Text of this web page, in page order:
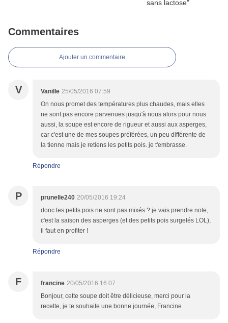
Commentaires
Ajouter un commentaire
V Vanille 25/05/2016 07:59
On nous promet des températures plus chaudes, mais elles
ne sont pas encore parvenues jusqu'à nous alors pour nous
aussi, la soupe est encore de rigueur et aussi aux asperges,
car c'est une de mes soupes préférées, un peu différente de
la tienne mais je retiens les petits pois. je t'embrasse.
Répondre
P prunelle240 20/05/2016 19:24
donc les petits pois ne sont pas mixés ? je vais prendre note,
c'est la saison des asperges (et des petits pois surgelés LOL),
il faut en profiter !
Répondre
F francine 20/05/2016 16:07
Bonjour, cette soupe doit être délicieuse, merci pour la
recette, je te souhaite une bonne journée, Francine